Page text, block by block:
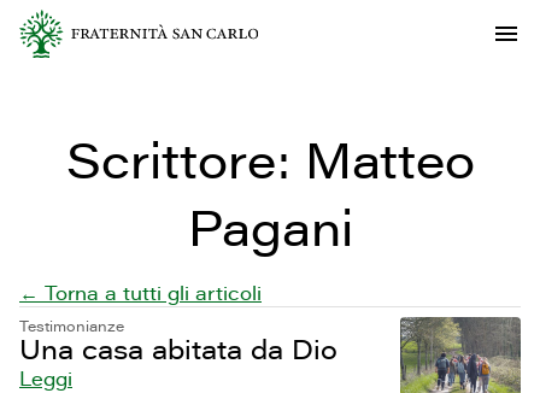
Scrittore: Matteo
Pagani
← Torna a tutti gli articoli
Testimonianze
Una casa abitata da Dio
Leggi